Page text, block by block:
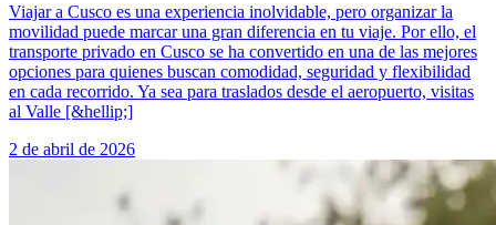
Viajar a Cusco es una experiencia inolvidable, pero organizar la
movilidad puede marcar una gran diferencia en tu viaje. Por ello, el
transporte privado en Cusco se ha convertido en una de las mejores
opciones para quienes buscan comodidad, seguridad y flexibilidad
en cada recorrido. Ya sea para traslados desde el aeropuerto, visitas
al Valle [&hellip;]
2 de abril de 2026